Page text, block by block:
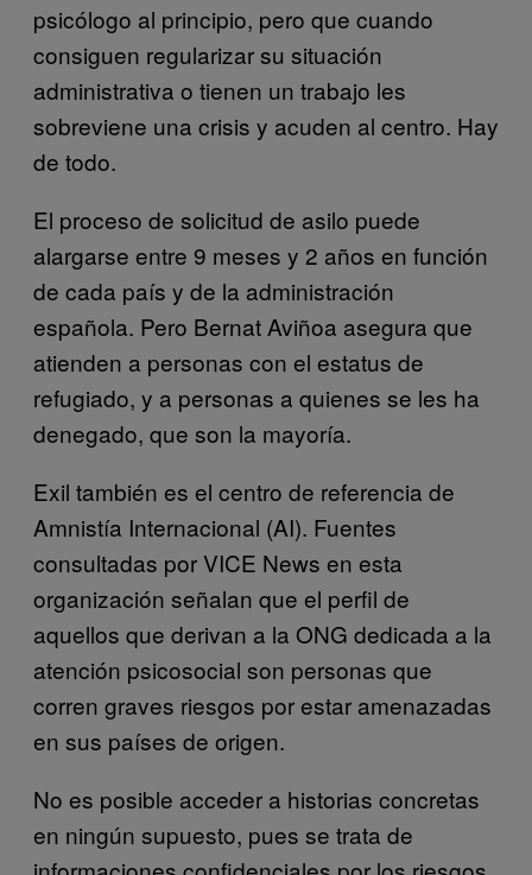
psicólogo al principio, pero que cuando
consiguen regularizar su situación
administrativa o tienen un trabajo les
sobreviene una crisis y acuden al centro. Hay
de todo.
El proceso de solicitud de asilo puede
alargarse entre 9 meses y 2 años en función
de cada país y de la administración
española. Pero Bernat Aviñoa asegura que
atienden a personas con el estatus de
refugiado, y a personas a quienes se les ha
denegado, que son la mayoría.
Exil también es el centro de referencia de
Amnistía Internacional (AI). Fuentes
consultadas por VICE News en esta
organización señalan que el perfil de
aquellos que derivan a la ONG dedicada a la
atención psicosocial son personas que
corren graves riesgos por estar amenazadas
en sus países de origen.
No es posible acceder a historias concretas
en ningún supuesto, pues se trata de